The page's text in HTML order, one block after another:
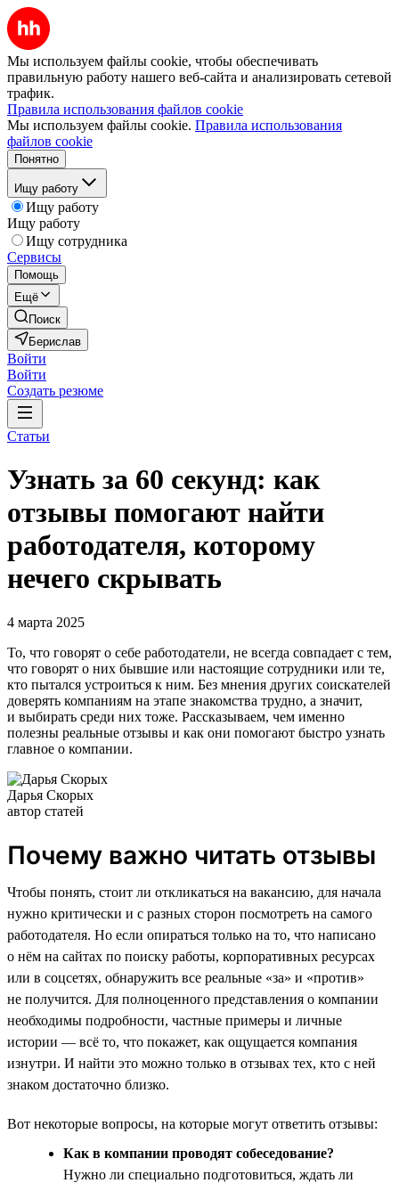
Мы используем файлы cookie, чтобы обеспечивать
правильную работу нашего веб-сайта и анализировать сетевой
трафик.
Правила использования файлов cookie
Мы используем файлы cookie. Правила использования
файлов cookie
Понятно
Ищу работу
Ищу работу
Ищу работу
Ищу сотрудника
Сервисы
Помощь
Ещё
Поиск
Берислав
Войти
Войти
Создать резюме
Статьи
Узнать за 60 секунд: как
отзывы помогают найти
работодателя, которому
нечего скрывать
4 марта 2025
То, что говорят о себе работодатели, не всегда совпадает с тем,
что говорят о них бывшие или настоящие сотрудники или те,
кто пытался устроиться к ним. Без мнения других соискателей
доверять компаниям на этапе знакомства трудно, а значит,
и выбирать среди них тоже. Рассказываем, чем именно
полезны реальные отзывы и как они помогают быстро узнать
главное о компании.
Дарья Скорых
автор статей
Почему важно читать отзывы
Чтобы понять, стоит ли откликаться на вакансию, для начала
нужно критически и с разных сторон посмотреть на самого
работодателя. Но если опираться только на то, что написано
о нём на сайтах по поиску работы, корпоративных ресурсах
или в соцсетях, обнаружить все реальные «за» и «против»
не получится. Для полноценного представления о компании
необходимы подробности, частные примеры и личные
истории — всё то, что покажет, как ощущается компания
изнутри. И найти это можно только в отзывах тех, кто с ней
знаком достаточно близко.
Вот некоторые вопросы, на которые могут ответить отзывы:
Как в компании проводят собеседование?
Нужно ли специально подготовиться, ждать ли